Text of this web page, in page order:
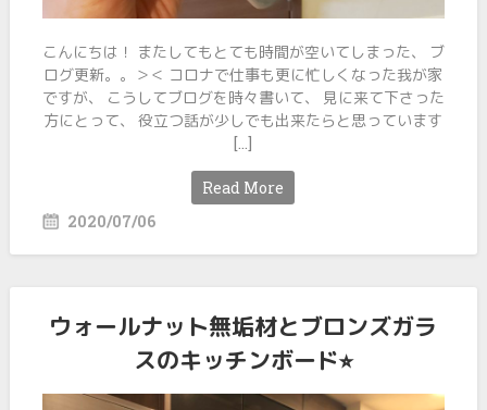
こんにちは！ またしてもとても時間が空いてしまった、 ブ
ログ更新。。＞＜ コロナで仕事も更に忙しくなった我が家
ですが、 こうしてブログを時々書いて、 見に来て下さった
方にとって、 役立つ話が少しでも出来たらと思っています
[…]
Read More
2020/07/06
ウォールナット無垢材とブロンズガラ
スのキッチンボード⭐︎